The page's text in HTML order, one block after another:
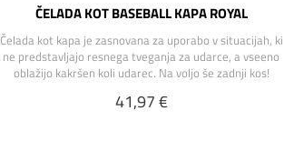
ČELADA KOT BASEBALL KAPA ROYAL
Čelada kot kapa je zasnovana za uporabo v situacijah, ki
ne predstavljajo resnega tveganja za udarce, a vseeno
oblažijo kakršen koli udarec. Na voljo še zadnji kos!
41,97 €